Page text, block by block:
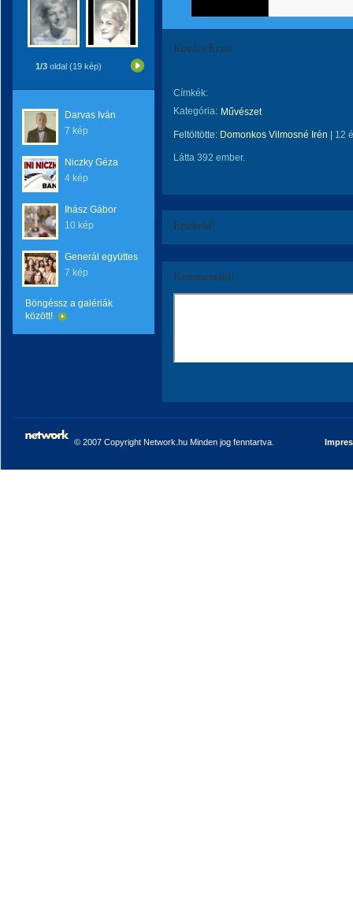
1/3 oldal (19 kép)
Darvas Iván
7 kép
Niczky Géza
4 kép
Ihász Gábor
10 kép
Generál együttes
7 kép
Böngéssz a galériák
között!
Kovács Erzsi
Címkék:
Kategória: Művészet
Feltöltötte: Domonkos Vilmosné Irén 12
Látta 392 ember.
Értékeld!
Kommentáld!
© 2007 Copyright Network.hu Minden jog fenntartva.